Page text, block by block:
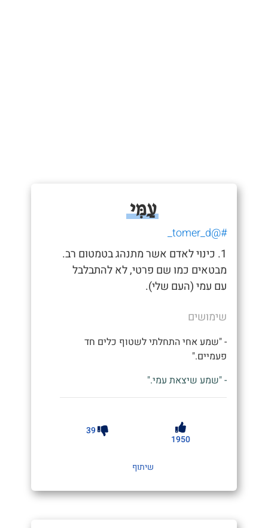
עַמִּי
#@tomer_d_
1. כינוי לאדם אשר מתנהג בטמטום רב.
מבטאים כמו שם פרטי, לא להתבלבל
עם עמי (העם שלי).
שימושים
- "שמע אחי התחלתי לשטוף כלים חד
פעמיים."
- "שמע שיצאת עמי."
1950
39
שיתוף